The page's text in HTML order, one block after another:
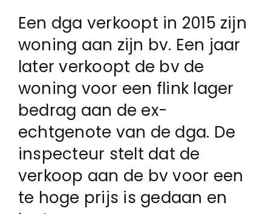
Klachtenregeling
Contact
Een dga verkoopt in 2015 zijn
woning aan zijn bv. Een jaar
later verkoopt de bv de
woning voor een flink lager
bedrag aan de ex-
echtgenote van de dga. De
inspecteur stelt dat de
verkoop aan de bv voor een
te hoge prijs is gedaan en